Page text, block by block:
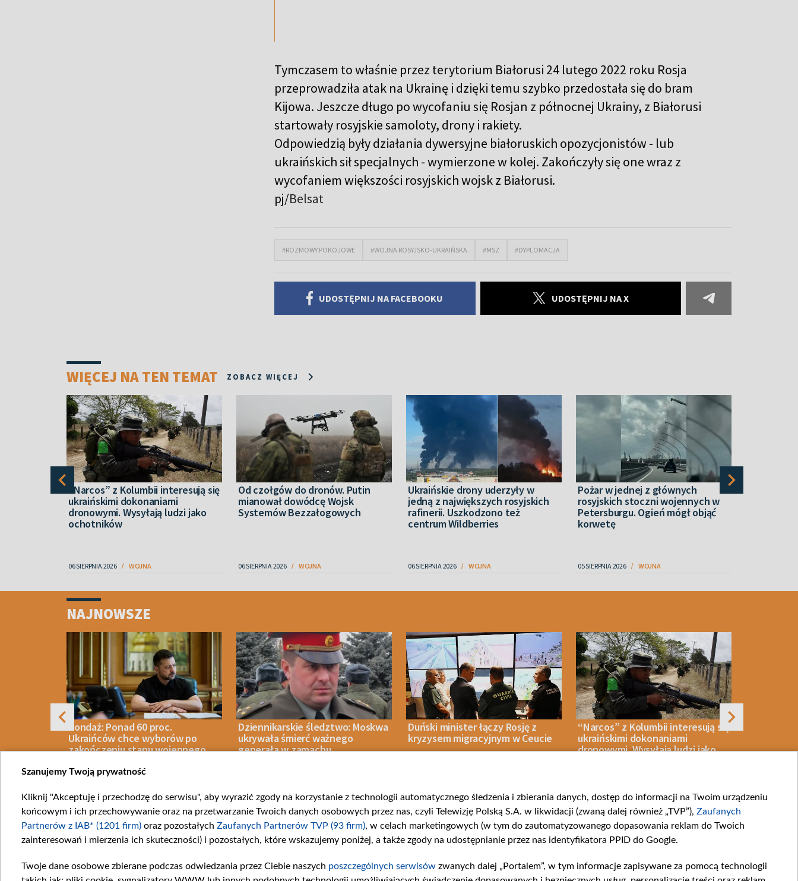
Tymczasem to właśnie przez terytorium Białorusi 24 lutego 2022 roku Rosja
przeprowadziła atak na Ukrainę i dzięki temu szybko przedostała się do bram
Kijowa. Jeszcze długo po wycofaniu się Rosjan z północnej Ukrainy, z Białorusi
startowały rosyjskie samoloty, drony i rakiety.
Odpowiedzią były działania dywersyjne białoruskich opozycjonistów - lub
ukraińskich sił specjalnych - wymierzone w kolej. Zakończyły się one wraz z
wycofaniem większości rosyjskich wojsk z Białorusi.
pj/Belsat
#ROZMOWY POKOJOWE #WOJNA ROSYJSKO-UKRAIŃSKA #MSZ #DYPLOMACJA
UDOSTĘPNIJ NA FACEBOOKU UDOSTĘPNIJ NA X
WIĘCEJ NA TEN TEMAT ZOBACZ WIĘCEJ
“Narcos” z Kolumbii interesują się
ukraińskimi dokonaniami
dronowymi. Wysyłają ludzi jako
ochotników
06 SIERPNIA 2026 WOJNA
Od czołgów do dronów. Putin
mianował dowódcę Wojsk
Systemów Bezzałogowych
06 SIERPNIA 2026 WOJNA
Ukraińskie drony uderzyły w
jedną z największych rosyjskich
rafinerii. Uszkodzono też
centrum Wildberries
06 SIERPNIA 2026 WOJNA
Pożar w jednej z głównych
rosyjskich stoczni wojennych w
Petersburgu. Ogień mógł objąć
korwetę
05 SIERPNIA 2026 WOJNA
NAJNOWSZE
Sondaż: Ponad 60 proc.
Ukraińców chce wyborów po
zakończeniu stanu wojennego.
07 SIERPNIA 2026 POLITYKA
Dziennikarskie śledztwo: Moskwa
ukrywała śmierć ważnego
generała w zamachu
06 SIERPNIA 2026 WIADOMOŚCI
Duński minister łączy Rosję z
kryzysem migracyjnym w Ceucie
06 SIERPNIA 2026 POLITYKA
“Narcos” z Kolumbii interesują się
ukraińskimi dokonaniami
dronowymi. Wysyłają ludzi jako
06 SIERPNIA 2026 WOJNA 06 SIERPNIA 2026
Item
1
10
Kategorie Centrum Europy Serwisy partnerskie Moje zgody
Szanujemy Twoją prywatność
Kliknij "Akceptuję i przechodzę do serwisu", aby wyrazić zgody na korzystanie z technologii automatycznego śledzenia i zbierania danych, dostęp do informacji na Twoim urządzeniu
końcowym i ich przechowywanie oraz na przetwarzanie Twoich danych osobowych przez nas, czyli Telewizję Polską S.A. w likwidacji (zwaną dalej również „TVP”), Zaufanych
Partnerów z IAB* (1201 firm) oraz pozostałych Zaufanych Partnerów TVP (93 firm), w celach marketingowych (w tym do zautomatyzowanego dopasowania reklam do Twoich
zainteresowań i mierzenia ich skuteczności) i pozostałych, które wskazujemy poniżej, a także zgody na udostępnianie przez nas identyfikatora PPID do Google.
Twoje dane osobowe zbierane podczas odwiedzania przez Ciebie naszych poszczególnych serwisów zwanych dalej „Portalem”, w tym informacje zapisywane za pomocą technologii